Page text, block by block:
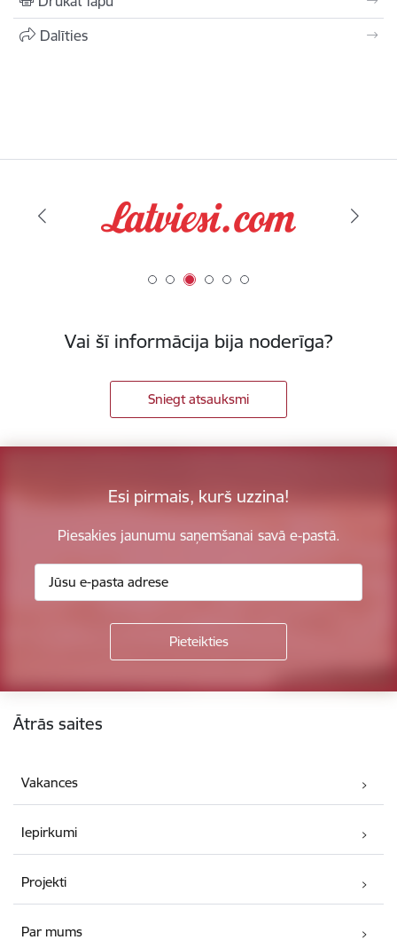
Dalīties
Vai šī informācija bija noderīga?
Sniegt atsauksmi
Esi pirmais, kurš uzzina!
Piesakies jaunumu saņemšanai savā e-pastā.
Ātrās saites
Vakances
Iepirkumi
Projekti
Par mums